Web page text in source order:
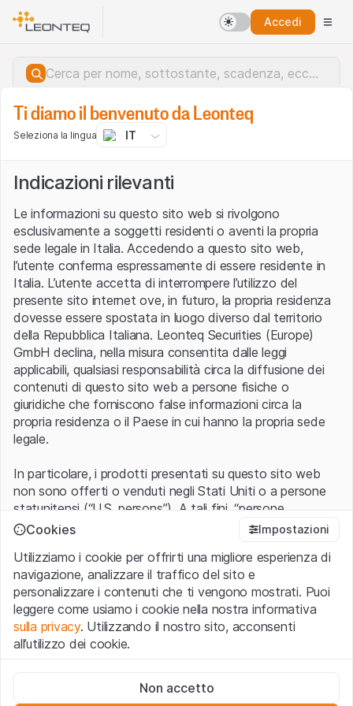
Accedi
Errore del server.
Ti diamo il benvenuto da Leonteq
Seleziona la lingua IT
Indicazioni rilevanti
Le informazioni su questo sito web si rivolgono
esclusivamente a soggetti residenti o aventi la propria
sede legale in Italia. Accedendo a questo sito web,
l’utente conferma espressamente di essere residente in
Italia. L’utente accetta di interrompere l’utilizzo del
presente sito internet ove, in futuro, la propria residenza
dovesse essere spostata in luogo diverso dal territorio
della Repubblica Italiana. Leonteq Securities (Europe)
GmbH declina, nella misura consentita dalle leggi
applicabili, qualsiasi responsabilità circa la diffusione dei
contenuti di questo sito web a persone fisiche o
giuridiche che forniscono false informazioni circa la
propria residenza o il Paese in cui hanno la propria sede
legale.
In particolare, i prodotti presentati su questo sito web
non sono offerti o venduti negli Stati Uniti o a persone
statunitensi (“U.S. persons”). A tali fini, “persone
statunitensi” vanno intese nel significato ad esse ascritto
1933 che include le persone residenti negli Stati Uniti
d’America, le società per azioni e le altre forme societarie
americane.
Condizioni di utilizzo e informazioni legali
Con l’accesso al sito web (di seguito, il “Sito”) si dichiara
avvertenze importanti e le condizioni di utilizzo ivi rese
Cookies Impostazioni
Utilizziamo i cookie per offrirti una migliore esperienza di
navigazione, analizzare il traffico del sito e
personalizzare i contenuti che ti vengono mostrati. Puoi
leggere come usiamo i cookie nella nostra informativa
sulla privacy. Utilizzando il nostro sito, acconsenti
all’utilizzo dei cookie.
Questi cookie sono necessari per il funzionamento del sito
Non accetto